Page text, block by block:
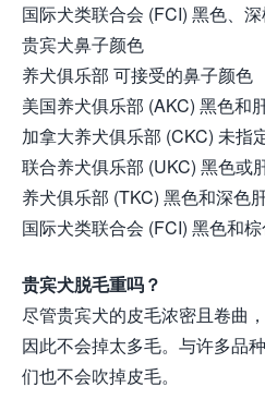
国际犬类联合会 (FCI) 黑色、深
贵宾犬鼻子颜色
养犬俱乐部 可接受的鼻子颜色
美国养犬俱乐部 (AKC) 黑色和
加拿大养犬俱乐部 (CKC) 未指
联合养犬俱乐部 (UKC) 黑色或
养犬俱乐部 (TKC) 黑色和深色
国际犬类联合会 (FCI) 黑色和
贵宾犬脱毛重吗？
尽管贵宾犬的皮毛浓密且卷曲
因此不会掉太多毛。与许多品
们也不会吹掉皮毛。